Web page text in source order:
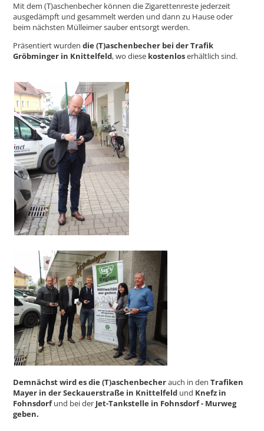
Mit dem (T)aschenbecher können die Zigarettenreste jederzeit
ausgedämpft und gesammelt werden und dann zu Hause oder
beim nächsten Mülleimer sauber entsorgt werden.
Präsentiert wurdendie (T)aschenbecher bei der Trafik
Gröbminger in Knittelfeld, wo diese kostenloserhältlich sind.
Demnächstwird es die(T)aschenbecherauch in den Trafiken
Mayer in der Seckauerstraße in Knittelfeld und Knefz in
Fohnsdorfund bei der Jet-Tankstelle in Fohnsdorf - Murweg
geben.